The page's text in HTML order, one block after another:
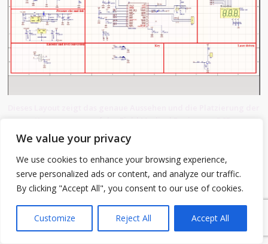
We value your privacy
We use cookies to enhance your browsing experience,
serve personalized ads or content, and analyze our traffic.
By clicking "Accept All", you consent to our use of cookies.
Customize Reject All Accept All
Komponenten auf der Field Medical Equipment PCB.